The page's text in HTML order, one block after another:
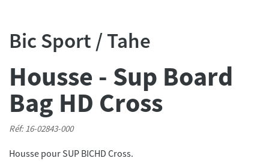
Bic Sport / Tahe
Housse - Sup Board
Bag HD Cross
Réf: 16-02843-000